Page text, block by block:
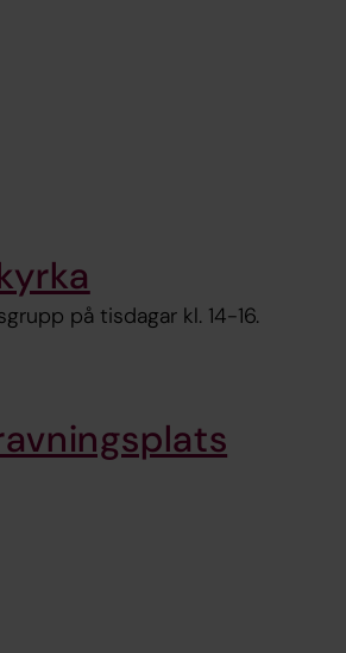
på tisdagar kl. 14-16.